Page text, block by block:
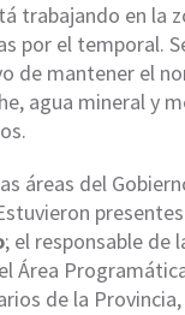
trabajando en la
por el temporal.
de mantener el
agua mineral y
áreas del
; el responsable de
Área
de la Provincia,